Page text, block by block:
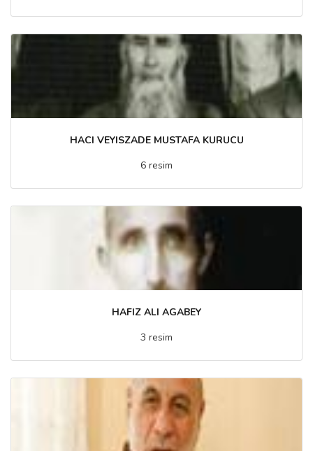
HACI VEYISZADE MUSTAFA KURUCU
6 resim
HAFIZ ALI AGABEY
3 resim